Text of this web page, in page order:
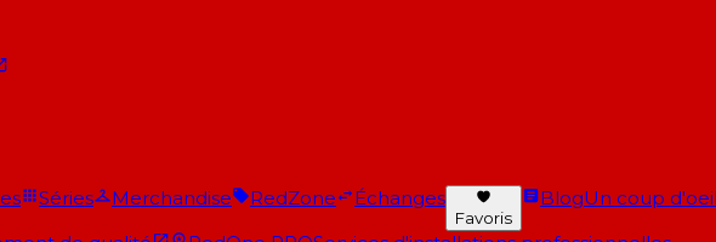
Séries Merchandise RedZone Échanges
Favoris
BlogUn coup